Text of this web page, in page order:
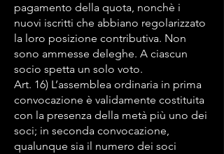
pagamento della quota, nonchè i
nuovi iscritti che abbiano regolarizzato
la loro posizione contributiva. Non
sono ammesse deleghe. A ciascun
socio spetta un solo voto.
Art. 16) L’assemblea ordinaria in prima
convocazione è validamente costituita
con la presenza della metà più uno dei
soci; in seconda convocazione,
qualunque sia il numero dei soci